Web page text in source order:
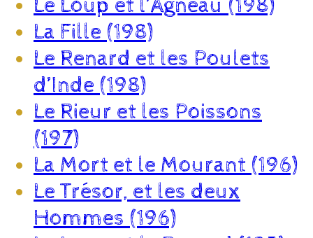
Le Loup et l’Agneau (198)
La Fille (198)
Le Renard et les Poulets
d’Inde (198)
Le Rieur et les Poissons
(197)
La Mort et le Mourant (196)
Le Trésor, et les deux
Hommes (196)